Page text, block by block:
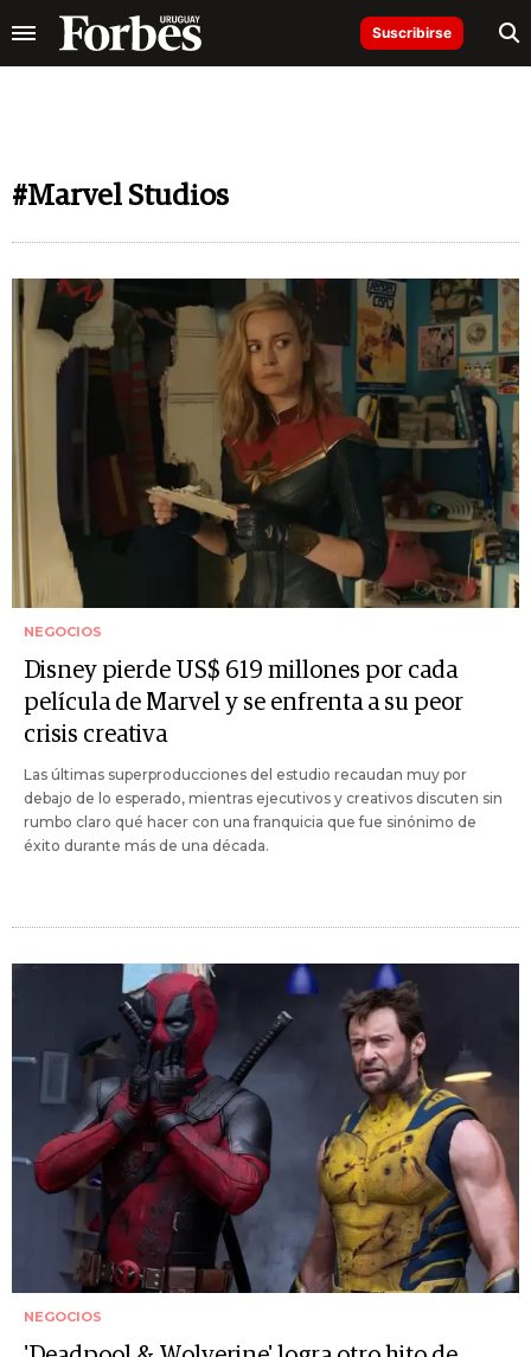
Suscribirse
#Marvel Studios
NEGOCIOS
Disney pierde US$ 619 millones por cada
película de Marvel y se enfrenta a su peor
crisis creativa
Las últimas superproducciones del estudio recaudan muy por
debajo de lo esperado, mientras ejecutivos y creativos discuten sin
rumbo claro qué hacer con una franquicia que fue sinónimo de
éxito durante más de una década.
NEGOCIOS